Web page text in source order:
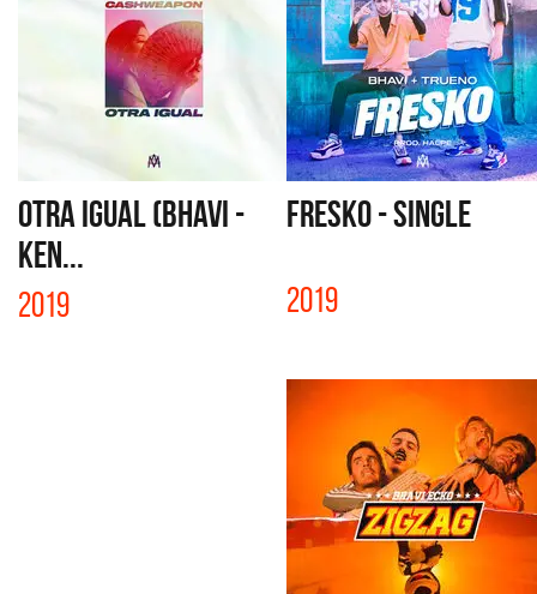
OTRA IGUAL (BHAVI -
KEN...
2019
FRESKO - SINGLE
2019